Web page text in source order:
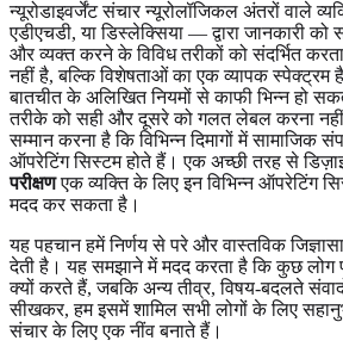
न्यूरोडाइवर्जेंट संचार न्यूरोलॉजिकल अंतरों वाले
एडीएचडी, या डिस्लेक्सिया — द्वारा जानकारी
और व्यक्त करने के विविध तरीकों को संदर्भित
नहीं है, बल्कि विशेषताओं का एक व्यापक स्पेक्ट्रम
बातचीत के अलिखित नियमों से काफी भिन्न हो
तरीके को सही और दूसरे को गलत लेबल करना
सम्मान करना है कि विभिन्न दिमागों में
ऑपरेटिंग सिस्टम होते हैं। एक अच्छी तरह से
परीक्षणएक व्यक्ति के लिए इन विभिन्न ऑपरेटिंग
मदद कर सकता है।
यह पहचान हमें निर्णय से परे और वास्तविक
देती है। यह समझाने में मदद करता है कि कुछ लोग
क्यों करते हैं, जबकि अन्य तीव्र, विषय-बदलते
सीखकर, हम इसमें शामिल सभी लोगों के लिए
संचार के लिए एक नींव बनाते हैं।